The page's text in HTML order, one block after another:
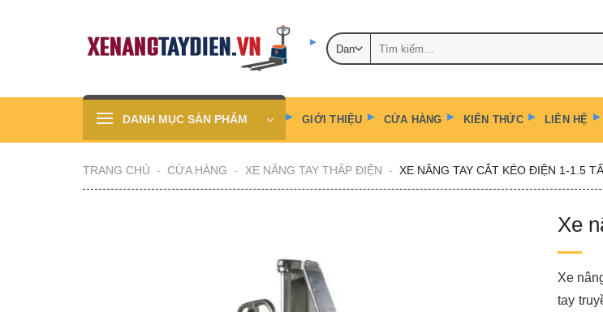
DANH MỤC SẢN PHẨM GIỚI THIỆU CỬA HÀNG KIẾN THỨC LIÊN HỆ
TRANG CHỦ - CỬA HÀNG - XE NÂNG TAY THẤP ĐIỆN - XE NÂNG TAY CẮT KÉO ĐIỆN 1-1.5
Xe
Xe
tay